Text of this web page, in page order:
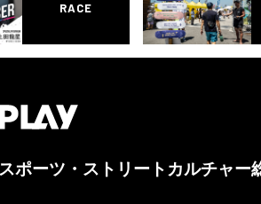
RACE
ポーツ・ストリートカルチャー